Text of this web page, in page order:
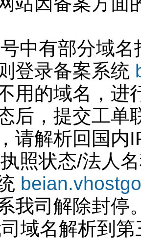
中有部分域
登录备案系统
用的域名，进
后，提交工单
请解析回国内
照状态/法人
我司解除封停
域名解析到